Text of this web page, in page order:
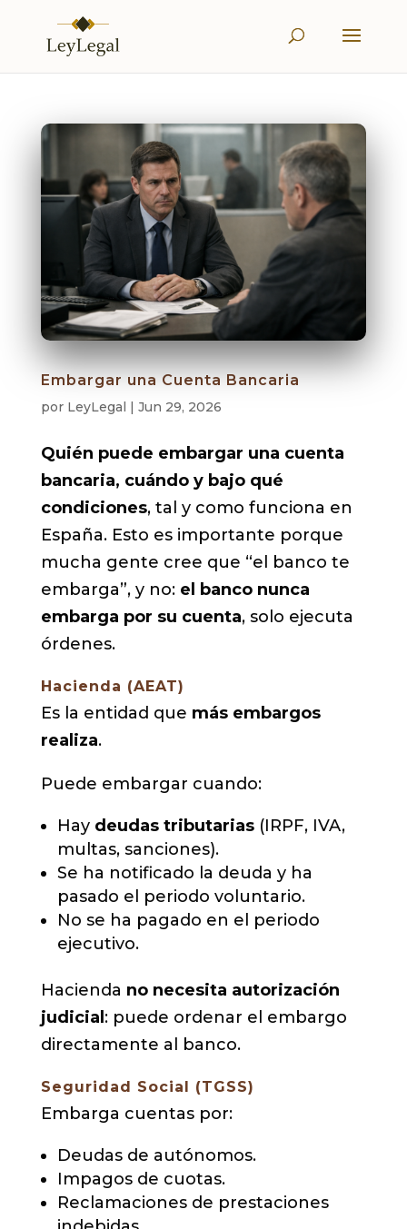
Embargar una Cuenta Bancaria
por LeyLegal | Jun 29, 2026
Quién puede embargar una cuenta
bancaria, cuándo y bajo qué
condiciones, tal y como funciona en
España. Esto es importante porque
mucha gente cree que “el banco te
embarga”, y no: el banco nunca
embarga por su cuenta, solo ejecuta
órdenes.
Hacienda (AEAT)
Es la entidad que más embargos
realiza.
Puede embargar cuando:
Hay deudas tributarias(IRPF, IVA,
multas, sanciones).
Se ha notificado la deuda y ha
pasado el periodo voluntario.
No se ha pagado en el periodo
ejecutivo.
Hacienda no necesita autorización
judicial : puede ordenar el embargo
directamente al banco.
Seguridad Social (TGSS)
Embarga cuentas por:
Deudas de autónomos.
Impagos de cuotas.
Reclamaciones de prestaciones